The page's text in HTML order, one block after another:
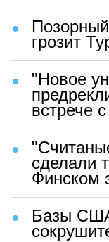
грозит
"Новое
встрече
сделали
Финском
Базы